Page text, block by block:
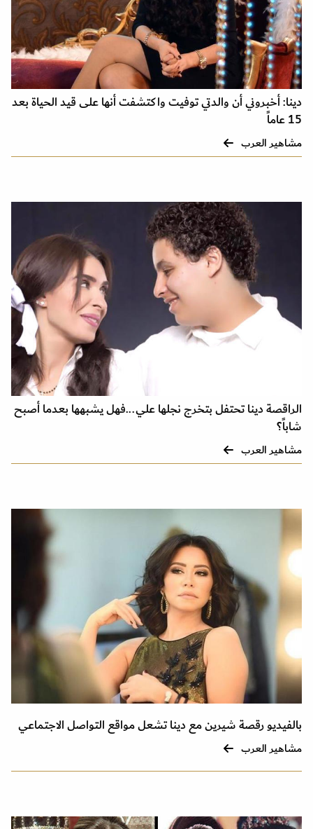
دينا: أخبروني أن والدتي توفيت واكتشفت أنها على قيد الحياة بعد
15 عاماً
مشاهير العرب
الراقصة دينا تحتفل بتخرج نجلها علي...فهل يشبهها بعدما أصبح
شاباً؟
مشاهير العرب
بالفيديو رقصة شيرين مع دينا تشعل مواقع التواصل الاجتماعي
مشاهير العرب